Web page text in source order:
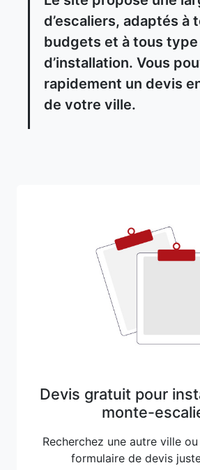
d’escaliers, adaptés à
budgets et à tous type
d’installation. Vous
rapidement un devis
de votre ville.
Devis gratuit pour
monte-
Recherchez une autre ville
formulaire de devis